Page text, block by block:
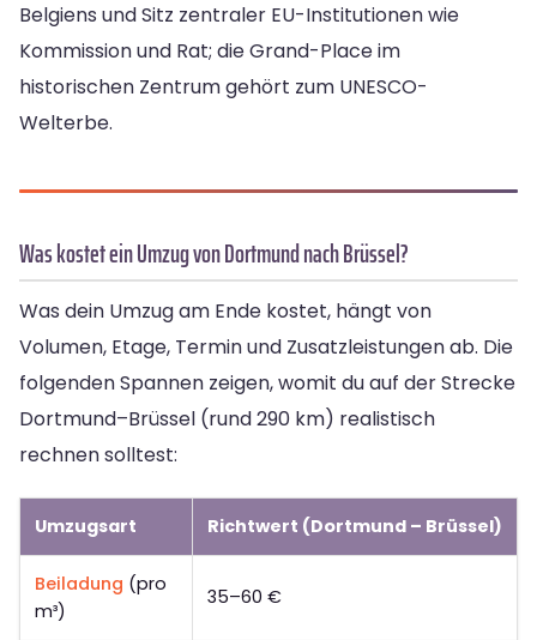
Belgiens und Sitz zentraler EU-Institutionen wie
Kommission und Rat; die Grand-Place im
historischen Zentrum gehört zum UNESCO-
Welterbe.
Was kostet ein Umzug von Dortmund nach Brüssel?
Was dein Umzug am Ende kostet, hängt von
Volumen, Etage, Termin und Zusatzleistungen ab. Die
folgenden Spannen zeigen, womit du auf der Strecke
Dortmund–Brüssel (rund 290 km) realistisch
rechnen solltest:
Umzugsart Richtwert (Dortmund – Brüssel)
Beiladung (pro
m³)
35–60 €